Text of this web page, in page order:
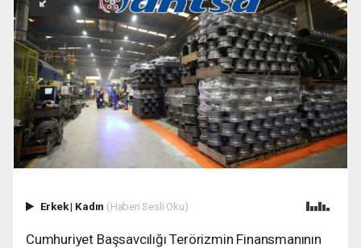
Erkek| Kadın (Haberi Sesli Oku)
Cumhuriyet Başsavcılığı Terörizmin Finansmanının